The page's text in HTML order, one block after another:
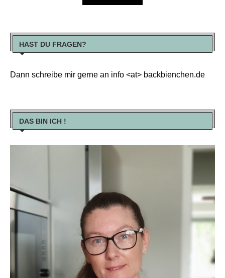
HAST DU FRAGEN?
Dann schreibe mir gerne an info <at> backbienchen.de
DAS BIN ICH !